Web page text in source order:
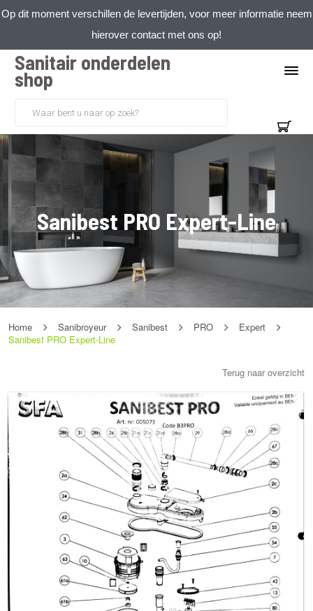
Op dit moment verschillen de levertijden, voor meer informatie neem
hierover contact met ons op!
Sanitair onderdelen
shop
Sanibest PRO Expert-Line
Home Sanibroyeur Sanibest PRO
Expert
Sanibest PRO Expert-Line
Terug naar overzicht